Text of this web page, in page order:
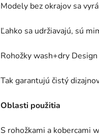
Modely bez okrajov sa
Ľahko sa udržiavajú, sú
Rohožky wash+dry
Tak garantujú čistý
Oblasti použitia
S rohožkami a kobercami